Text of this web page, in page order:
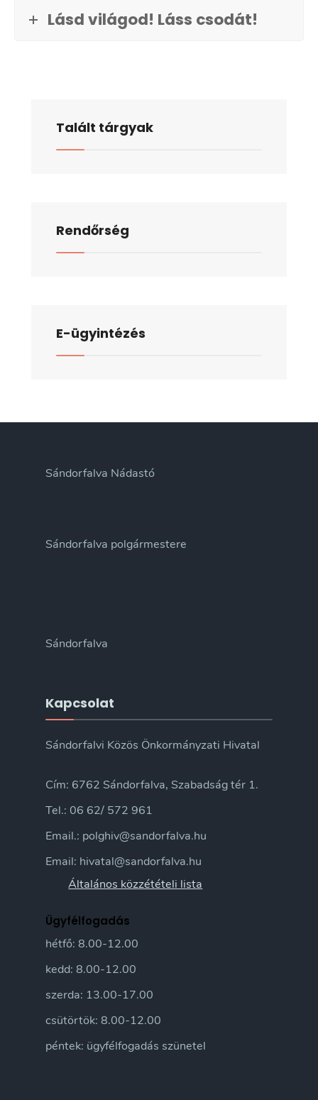
Lásd világod! Láss csodát!
Talált tárgyak
Rendőrség
E-ügyintézés
Sándorfalva Nádastó
Sándorfalva polgármestere
Sándorfalva
Kapcsolat
Sándorfalvi Közös Önkormányzati Hivatal
Cím: 6762 Sándorfalva, Szabadság tér 1.
Tel.: 06 62/ 572 961
Email.: polghiv@sandorfalva.hu
Email: hivatal@sandorfalva.hu
Általános közzétételi lista
Ügyfélfogadás
hétfő: 8.00-12.00
kedd: 8.00-12.00
szerda: 13.00-17.00
csütörtök: 8.00-12.00
péntek: ügyfélfogadás szünetel